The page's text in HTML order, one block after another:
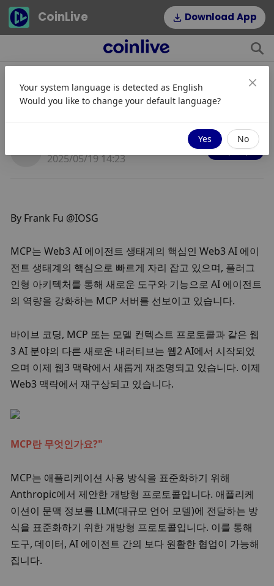
CoinLive Download App
MCP: 차세대 Web3 AI 에이전트를
2025/05/19 14:23
따르다
By Frank Fu @IOSG
MCP는 Web3 AI 에이전트 생태계의 핵심인 Web3 AI 에이
전트 생태계의 핵심으로 빠르게 자리 잡고 있으며, 플러그
인형 아키텍처를 통해 새로운 도구와 기능으로 AI 에이전트
의 역량을 강화하는 MCP 서버를 선보이고 있습니다.
바이브 코딩, MCP 또는 모델 컨텍스트 프로토콜과 같은 웹
3 AI 분야의 다른 새로운 내러티브는 웹2 AI에서 시작되었
으며 이제 웹3 맥락에서 새롭게 재조명되고 있습니다. 이제
Web3 맥락에서 재구상되고 있습니다.
MCP란 무엇인가요?"
MCP는 애플리케이션 사용 방식을 표준화하기 위해
Anthropic에서 제안한 개방형 프로토콜입니다. 애플리케
이션이 문맥 정보를 LLM(대규모 언어 모델)에 전달하는 방
식을 표준화하기 위한 개방형 프로토콜입니다. 이를 통해
도구, 데이터, AI 에이전트 간의 보다 원활한 협업이 가능해
집니다.
Your system language is detected as English
Would you like to change your default language?
Yes No